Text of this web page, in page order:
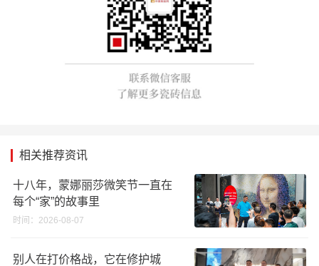
相关推荐资讯
十八年，蒙娜丽莎微笑节一直在
每个“家”的故事里
时间：2026-08-07
别人在打价格战，它在修护城